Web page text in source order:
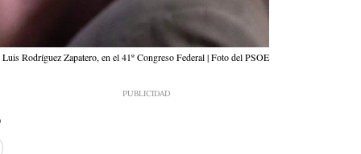
Luis Rodríguez Zapatero, en el 41º Congreso Federal | Foto del PSOE